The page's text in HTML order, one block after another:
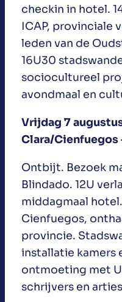
checkin in hotel.
ICAP, provinciale
leden van de
16U30
sociocultureel
avondmaal en
Vrijdag 7
Clara/Cienfuegos
Ontbijt. Bezoek
Blindado. 12U
middagmaal
Cienfuegos,
provincie.
installatie kamers
ontmoeting met
schrijvers en